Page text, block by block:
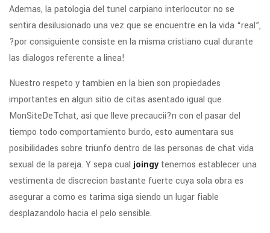
Ademas, la patologi­a del tunel carpiano interlocutor no se
sentira desilusionado una vez que se encuentre en la vida “real”,
?por consiguiente consiste en la misma cristiano cual durante
las dialogos referente a linea!
Nuestro respeto y tambien en la bien son propiedades
importantes en algun sitio de citas asentado igual que
MonSiteDeTchat, asi que lleve precaucii?n con el pasar del
tiempo todo comportamiento burdo, esto aumentara sus
posibilidades sobre triunfo dentro de las personas de chat vida
sexual de la pareja. Y sepa cual joingytenemos establecer una
vestimenta de discrecion bastante fuerte cuya sola obra es
asegurar a como es tarima siga siendo un lugar fiable
desplazandolo hacia el pelo sensible.